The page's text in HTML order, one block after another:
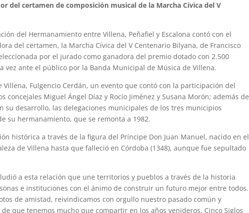
del certamen de composición musical de la Marcha Cívica del V
del Hermanamiento entre Villena, Peñafiel y Escalona contó con el
del certamen, la Marcha Cívica del V Centenario Bilyana, de Francisco
por el jurado como ganadora del premio dotado con 2.500
ante el público por la Banda Municipal de Música de Villena.
Fulgencio Cerdán, un evento que contó con la participación del
concejales Miguel Ángel Díaz y Rocío Jiménez y Susana Morón; además de
su desarrollo, las delegaciones municipales de los tres municipios
su hermanamiento, que se remonta a 1982.
histórica a través de la figura del Príncipe Don Juan Manuel, nacido en el
de Villena hasta que falleció en Córdoba (1348), aunque fue sepultado
a esta relación que une territorios y pueblos a través de la historia
e instituciones con el ánimo de construir un futuro mejor entre todos.
de amistad, reivindicamos con orgullo nuestro pasado común y
que tenemos mucho que compartir en los años venideros. Cinco Siglos